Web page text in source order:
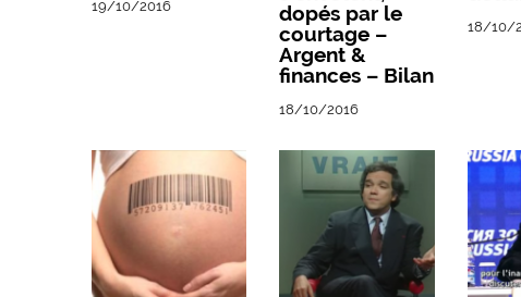
19/10/2016
dopés par le
courtage –
Argent &
finances – Bilan
18/10/2016
18/10/